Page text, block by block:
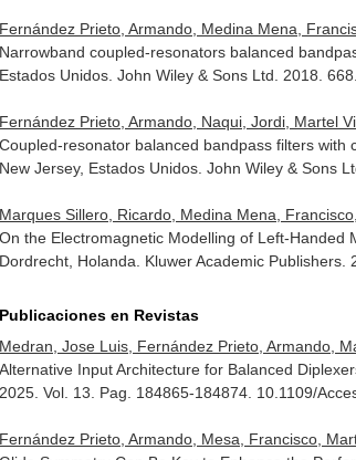
Fernández Prieto, Armando, Medina Mena,
Narrowband coupled-resonators balanced
Estados Unidos. John Wiley & Sons Ltd. 2018.
Fernández Prieto, Armando, Naqui, Jordi, Martel
Coupled-resonator balanced bandpass filters with
New Jersey, Estados Unidos. John Wiley & Sons
Marques Sillero, Ricardo, Medina Mena,
On the Electromagnetic Modelling of Left-Handed
Dordrecht, Holanda. Kluwer Academic Publishers.
Publicaciones en Revistas
Medran, Jose Luis, Fernández Prieto, Armando,
Alternative Input Architecture for Balanced
2025. Vol. 13. Pag. 184865-184874. 10.1109/
Fernández Prieto, Armando, Mesa, Francisco,